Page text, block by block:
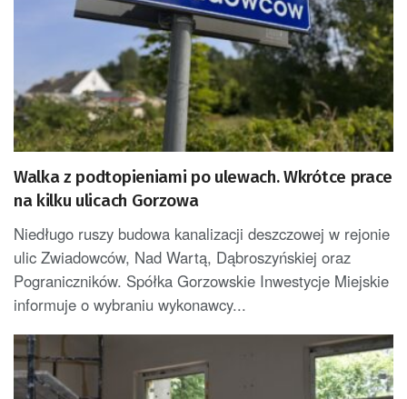
Walka z podtopieniami po ulewach. Wkrótce prace
na kilku ulicach Gorzowa
Niedługo ruszy budowa kanalizacji deszczowej w rejonie
ulic Zwiadowców, Nad Wartą, Dąbroszyńskiej oraz
Pograniczników. Spółka Gorzowskie Inwestycje Miejskie
informuje o wybraniu wykonawcy...